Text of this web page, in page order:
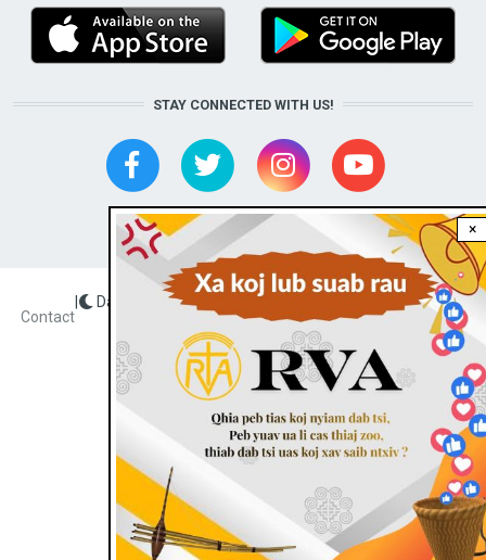
×
STAY CONNECTED WITH US!
Radio Veritas Asia © 2023
Contact
Dark theme